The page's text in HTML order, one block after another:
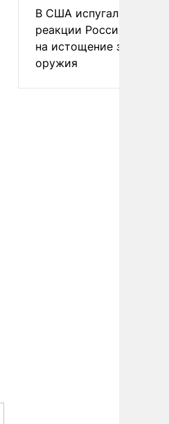
В США испугались
реакции России и
на истощение запасов
оружия